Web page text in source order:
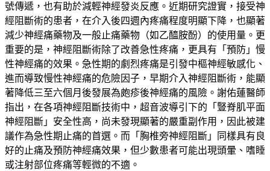
號傳遞，也有助於減輕神經發炎反應。近期研究證實，接受神
經阻斷術的患者，在介入後四週內疼痛程度明顯下降，也顯著
減少神經痛藥物及一般止痛藥物（如乙醯胺酚）的使用量。更
重要的是，神經阻斷術除了改善急性疼痛，更具有「預防」慢
性神經痛的效果。急性期的劇烈疼痛是引發中樞神經敏感化、
進而導致慢性神經痛的危險因子，早期介入神經阻斷術，能顯
著降低三至六個月後發展為皰疹後神經痛的風險。謝佑蓮醫師
指出，在各項神經阻斷技術中，超音波導引下的「豎脊肌平面
神經阻斷」安全性高，尚未發現顯著的嚴重副作用，因此被建
議作為急性期止痛的首選。而「胸椎旁神經阻斷」同樣具有良
好的止痛及預防神經痛效果，但少數患者可能出現頭暈、嗜睡
或注射部位疼痛等輕微的不適。